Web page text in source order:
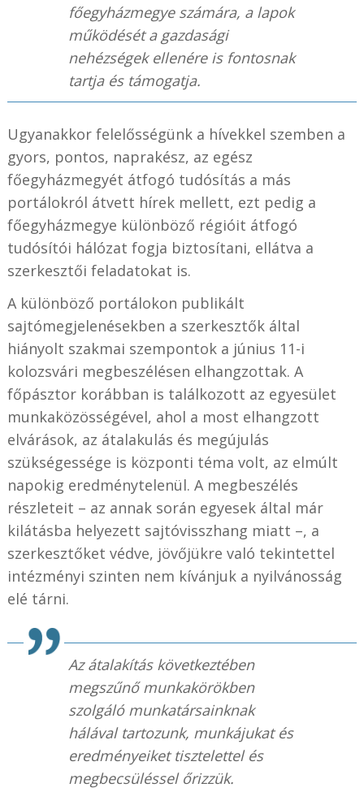
főegyházmegye számára, a lapok
működését a gazdasági
nehézségek ellenére is fontosnak
tartja és támogatja.
Ugyanakkor felelősségünk a hívekkel szemben a
gyors, pontos, naprakész, az egész
főegyházmegyét átfogó tudósítás a más
portálokról átvett hírek mellett, ezt pedig a
főegyházmegye különböző régióit átfogó
tudósítói hálózat fogja biztosítani, ellátva a
szerkesztői feladatokat is.
A különböző portálokon publikált
sajtómegjelenésekben a szerkesztők által
hiányolt szakmai szempontok a június 11-i
kolozsvári megbeszélésen elhangzottak. A
főpásztor korábban is találkozott az egyesület
munkaközösségével, ahol a most elhangzott
elvárások, az átalakulás és megújulás
szükségessége is központi téma volt, az elmúlt
napokig eredménytelenül. A megbeszélés
részleteit – az annak során egyesek által már
kilátásba helyezett sajtóvisszhang miatt –, a
szerkesztőket védve, jövőjükre való tekintettel
intézményi szinten nem kívánjuk a nyilvánosság
elé tárni.
Az átalakítás következtében
megszűnő munkakörökben
szolgáló munkatársainknak
hálával tartozunk, munkájukat és
eredményeiket tisztelettel és
megbecsüléssel őrizzük.